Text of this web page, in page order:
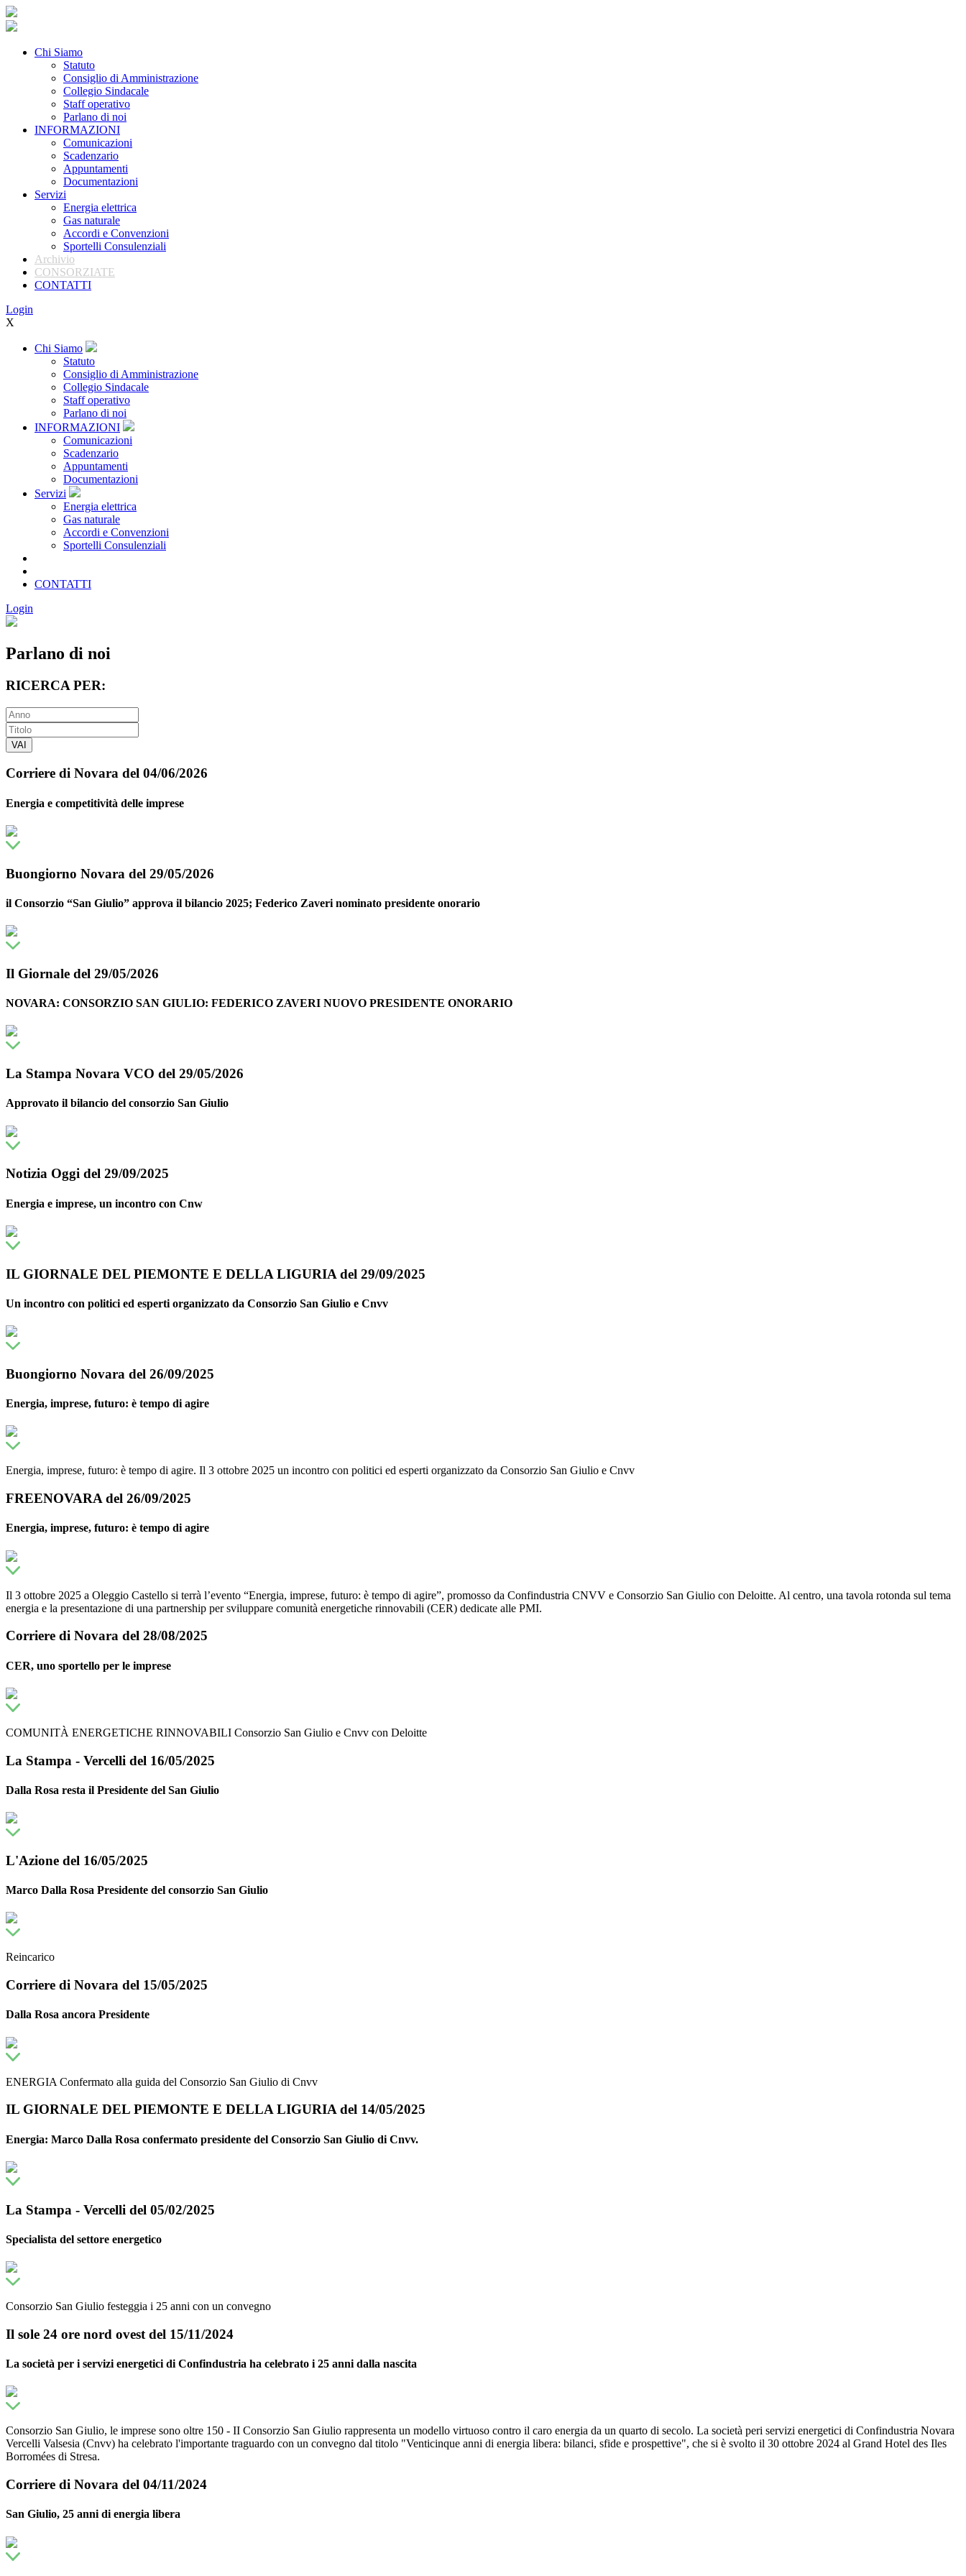
Chi Siamo
Statuto
Consiglio di Amministrazione
Collegio Sindacale
Staff operativo
Parlano di noi
INFORMAZIONI
Comunicazioni
Scadenzario
Appuntamenti
Documentazioni
Servizi
Energia elettrica
Gas naturale
Accordi e Convenzioni
Sportelli Consulenziali
Archivio
CONSORZIATE
CONTATTI
Login
X
Chi Siamo
Statuto
Consiglio di Amministrazione
Collegio Sindacale
Staff operativo
Parlano di noi
INFORMAZIONI
Comunicazioni
Scadenzario
Appuntamenti
Documentazioni
Servizi
Energia elettrica
Gas naturale
Accordi e Convenzioni
Sportelli Consulenziali
CONTATTI
Login
Parlano di noi
RICERCA PER:
VAI
Corriere di Novara del 04/06/2026
Energia e competitività delle imprese
Buongiorno Novara del 29/05/2026
il Consorzio “San Giulio” approva il bilancio 2025; Federico Zaveri nominato presidente onorario
Il Giornale del 29/05/2026
NOVARA: CONSORZIO SAN GIULIO: FEDERICO ZAVERI NUOVO PRESIDENTE ONORARIO
La Stampa Novara VCO del 29/05/2026
Approvato il bilancio del consorzio San Giulio
Notizia Oggi del 29/09/2025
Energia e imprese, un incontro con Cnw
IL GIORNALE DEL PIEMONTE E DELLA LIGURIA del 29/09/2025
Un incontro con politici ed esperti organizzato da Consorzio San Giulio e Cnvv
Buongiorno Novara del 26/09/2025
Energia, imprese, futuro: è tempo di agire
Energia, imprese, futuro: è tempo di agire. Il 3 ottobre 2025 un incontro con politici ed esperti organizzato da Consorzio San Giulio e Cnvv
FREENOVARA del 26/09/2025
Energia, imprese, futuro: è tempo di agire
Il 3 ottobre 2025 a Oleggio Castello si terrà l’evento “Energia, imprese, futuro: è tempo di agire”, promosso da Confindustria CNVV e Consorzio San Giulio con Deloitte. Al centro, una tavola rotonda sul tema
energia e la presentazione di una partnership per sviluppare comunità energetiche rinnovabili (CER) dedicate alle PMI.
Corriere di Novara del 28/08/2025
CER, uno sportello per le imprese
COMUNITÀ ENERGETICHE RINNOVABILI Consorzio San Giulio e Cnvv con Deloitte
La Stampa - Vercelli del 16/05/2025
Dalla Rosa resta il Presidente del San Giulio
L'Azione del 16/05/2025
Marco Dalla Rosa Presidente del consorzio San Giulio
Reincarico
Corriere di Novara del 15/05/2025
Dalla Rosa ancora Presidente
ENERGIA Confermato alla guida del Consorzio San Giulio di Cnvv
IL GIORNALE DEL PIEMONTE E DELLA LIGURIA del 14/05/2025
Energia: Marco Dalla Rosa confermato presidente del Consorzio San Giulio di Cnvv.
La Stampa - Vercelli del 05/02/2025
Specialista del settore energetico
Consorzio San Giulio festeggia i 25 anni con un convegno
Il sole 24 ore nord ovest del 15/11/2024
La società per i servizi energetici di Confindustria ha celebrato i 25 anni dalla nascita
Consorzio San Giulio, le imprese sono oltre 150 - II Consorzio San Giulio rappresenta un modello virtuoso contro il caro energia da un quarto di secolo. La società peri servizi energetici di Confindustria Novara
Vercelli Valsesia (Cnvv) ha celebrato l'importante traguardo con un convegno dal titolo "Venticinque anni di energia libera: bilanci, sfide e prospettive", che si è svolto il 30 ottobre 2024 al Grand Hotel des Iles
Borromées di Stresa.
Corriere di Novara del 04/11/2024
San Giulio, 25 anni di energia libera